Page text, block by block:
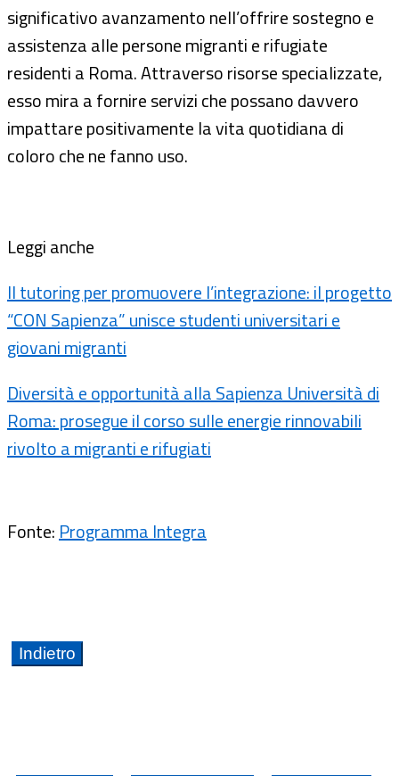
significativo avanzamento nell’offrire sostegno e
assistenza alle persone migranti e rifugiate
residenti a Roma. Attraverso risorse specializzate,
esso mira a fornire servizi che possano davvero
impattare positivamente la vita quotidiana di
coloro che ne fanno uso.
Leggi anche
Il tutoring per promuovere l’integrazione: il progetto
“CON Sapienza” unisce studenti universitari e
giovani migranti
Diversità e opportunità alla Sapienza Università di
Roma: prosegue il corso sulle energie rinnovabili
rivolto a migranti e rifugiati
Fonte: Programma Integra